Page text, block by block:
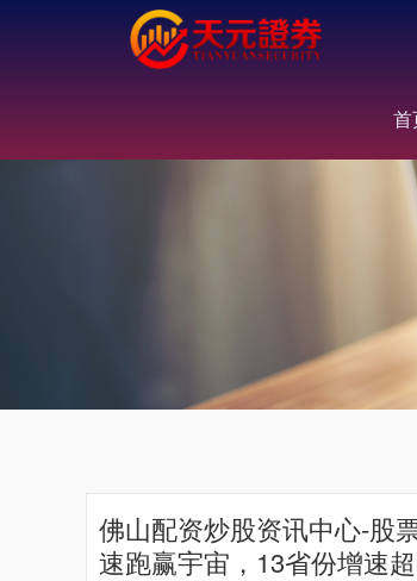
首
佛山配资炒股资讯中心-股
速跑赢宇宙，13省份增速